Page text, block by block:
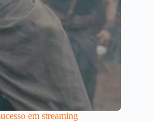
em streaming